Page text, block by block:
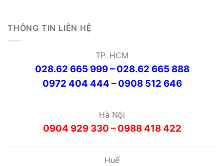
THÔNG TIN LIÊN HỆ
TP. HCM
028.62 665 999 – 028.62 665 888
0972 404 444 – 0908 512 646
Hà Nội
0904 929 330 – 0988 418 422
Huế